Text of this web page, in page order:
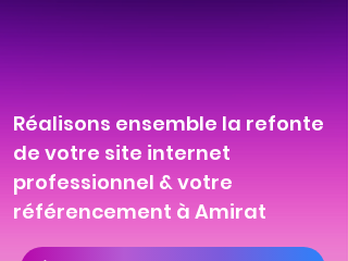
Réalisons ensemble la refonte
de votre site internet
professionnel & votre
référencement à Amirat